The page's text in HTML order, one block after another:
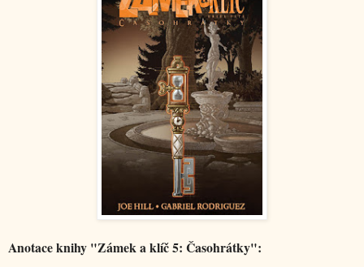
Anotace knihy "Zámek a klíč 5: Časohrátky":